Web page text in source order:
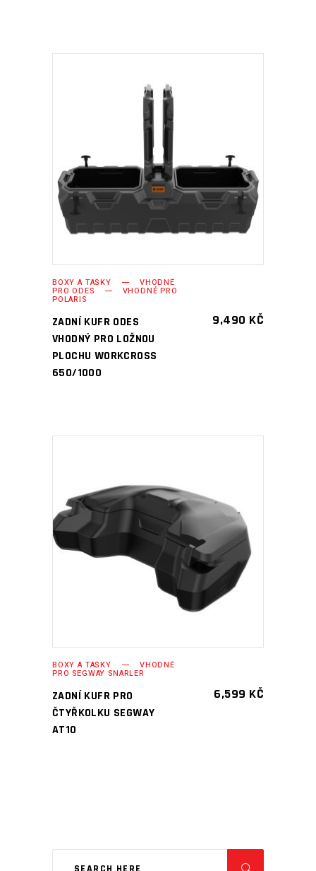
PŘIDAT DO KOŠÍKU
BOXY A TAŠKY VHODNÉ
PRO ODES VHODNÉ PRO
POLARIS
ZADNÍ KUFR ODES
VHODNÝ PRO LOŽNOU
PLOCHU WORKCROSS
650/1000
9,490 KČ
PŘIDAT DO KOŠÍKU
BOXY A TAŠKY VHODNÉ
PRO SEGWAY SNARLER
ZADNÍ KUFR PRO
ČTYŘKOLKU SEGWAY
AT10
6,599 KČ